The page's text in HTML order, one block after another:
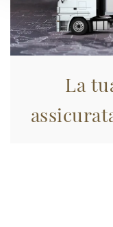
La